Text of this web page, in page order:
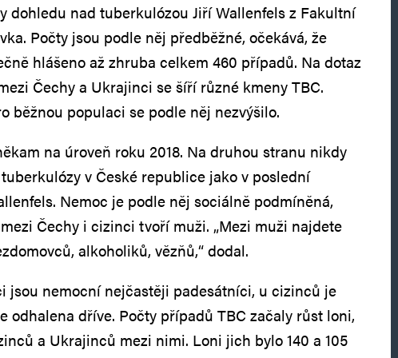
dohledu nad tuberkulózou Jiří Wallenfels z Fakultní
Počty jsou podle něj předběžné, očekává, že
hlášeno až zhruba celkem 460 případů. Na dotaz
Čechy a Ukrajinci se šíří různé kmeny TBC.
běžnou populaci se podle něj nezvýšilo.
na úroveň roku 2018. Na druhou stranu nikdy
v České republice jako v poslední
Nemoc je podle něj sociálně podmíněná,
Čechy i cizinci tvoří muži. „Mezi muži najdete
alkoholiků, vězňů,“ dodal.
jsou nemocní nejčastěji padesátníci, u cizinců je
odhalena dříve. Počty případů TBC začaly růst loni,
a Ukrajinců mezi nimi. Loni jich bylo 140 a 105